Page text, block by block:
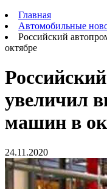
Главная
Автомобильные
Российский
октябре
увеличил
машин в
24.11.2020